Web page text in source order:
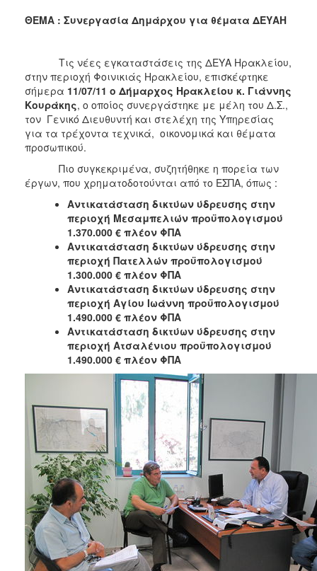
2006
ΤΟΠΟΣ
ΘΕΜΑ : Συνεργασία Δημάρχου για θέματα ΔΕΥΑΗ
Τις νέες εγκαταστάσεις της ΔΕΥΑ Ηρακλείου,
στην περιοχή Φοινικιάς Ηρακλείου, επισκέφτηκε
σήμερα 11/07/11 ο Δήμαρχος Ηρακλείου κ. Γιάννης
Κουράκης, ο οποίος συνεργάστηκε με μέλη του Δ.Σ.,
τον Γενικό Διευθυντή και στελέχη της Υπηρεσίας
για τα τρέχοντα τεχνικά, οικονομικά και θέματα
προσωπικού.
Πιο συγκεκριμένα, συζητήθηκε η πορεία των
έργων, που χρηματοδοτούνται από το ΕΣΠΑ, όπως :
Αντικατάσταση δικτύων ύδρευσης στην
περιοχή Μεσαμπελιών προϋπολογισμού
1.370.000 € πλέον ΦΠΑ
Αντικατάσταση δικτύων ύδρευσης στην
περιοχή Πατελλών προϋπολογισμού
1.300.000 € πλέον ΦΠΑ
Αντικατάσταση δικτύων ύδρευσης στην
περιοχή Αγίου Ιωάννη προϋπολογισμού
1.490.000 € πλέον ΦΠΑ
Αντικατάσταση δικτύων ύδρευσης στην
περιοχή Ατσαλένιου προϋπολογισμού
1.490.000 € πλέον ΦΠΑ